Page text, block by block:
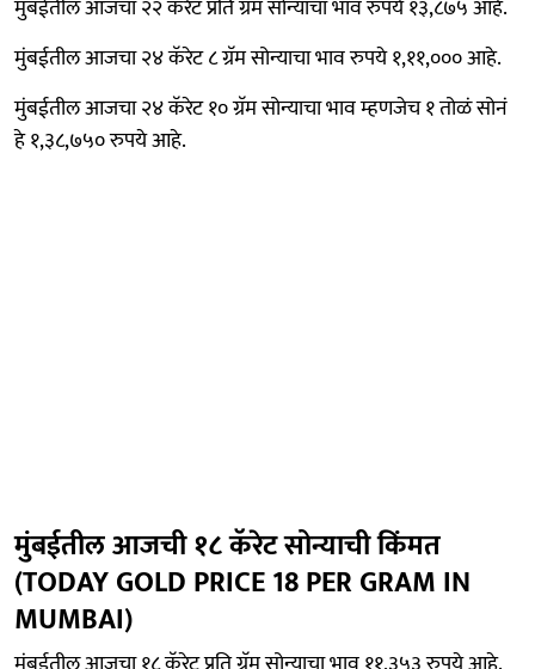
मुंबईतील आजचा २२ कॅरेट प्रति ग्रॅम सोन्याचा भाव रुपये १३,८७५ आहे.
मुंबईतील आजचा २४ कॅरेट ८ ग्रॅम सोन्याचा भाव रुपये १,११,००० आहे.
मुंबईतील आजचा २४ कॅरेट १० ग्रॅम सोन्याचा भाव म्हणजेच १ तोळं सोनं
हे १,३८,७५० रुपये आहे.
मुंबईतील आजची १८ कॅरेट सोन्याची किंमत
(TODAY GOLD PRICE 18 PER GRAM IN
MUMBAI)